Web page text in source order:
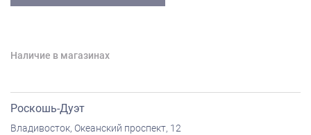
Наличие в магазинах
Роскошь-Дуэт
Владивосток, Океанский проспект, 12